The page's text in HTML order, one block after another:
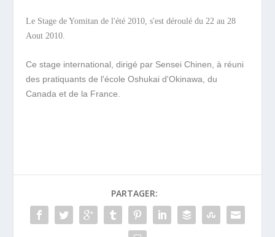
Le Stage de Yomitan de l'été 2010, s'est déroulé du 22 au 28
Aout 2010.
Ce stage international, dirigé par Sensei Chinen, à réuni
des pratiquants de l'école Oshukai d'Okinawa, du
Canada et de la France.
PARTAGER: